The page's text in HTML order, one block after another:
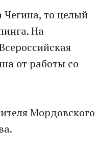
Чегина, то целый
На
от работы со
Мордовского